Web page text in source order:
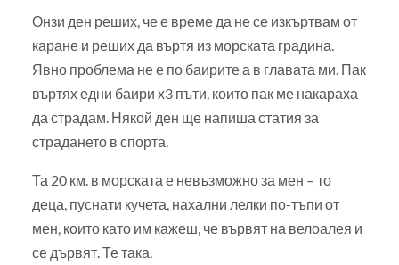
Онзи ден реших, че е време да не се изкъртвам от
каране и реших да въртя из морската градина.
Явно проблема не е по баирите а в главата ми. Пак
въртях едни баири х3 пъти, които пак ме накараха
да страдам. Някой ден ще напиша статия за
страдането в спорта.
Та 20 км. в морската е невъзможно за мен – то
деца, пуснати кучета, нахални лелки по-тъпи от
мен, които като им кажеш, че вървят на велоалея и
се дървят. Те така.